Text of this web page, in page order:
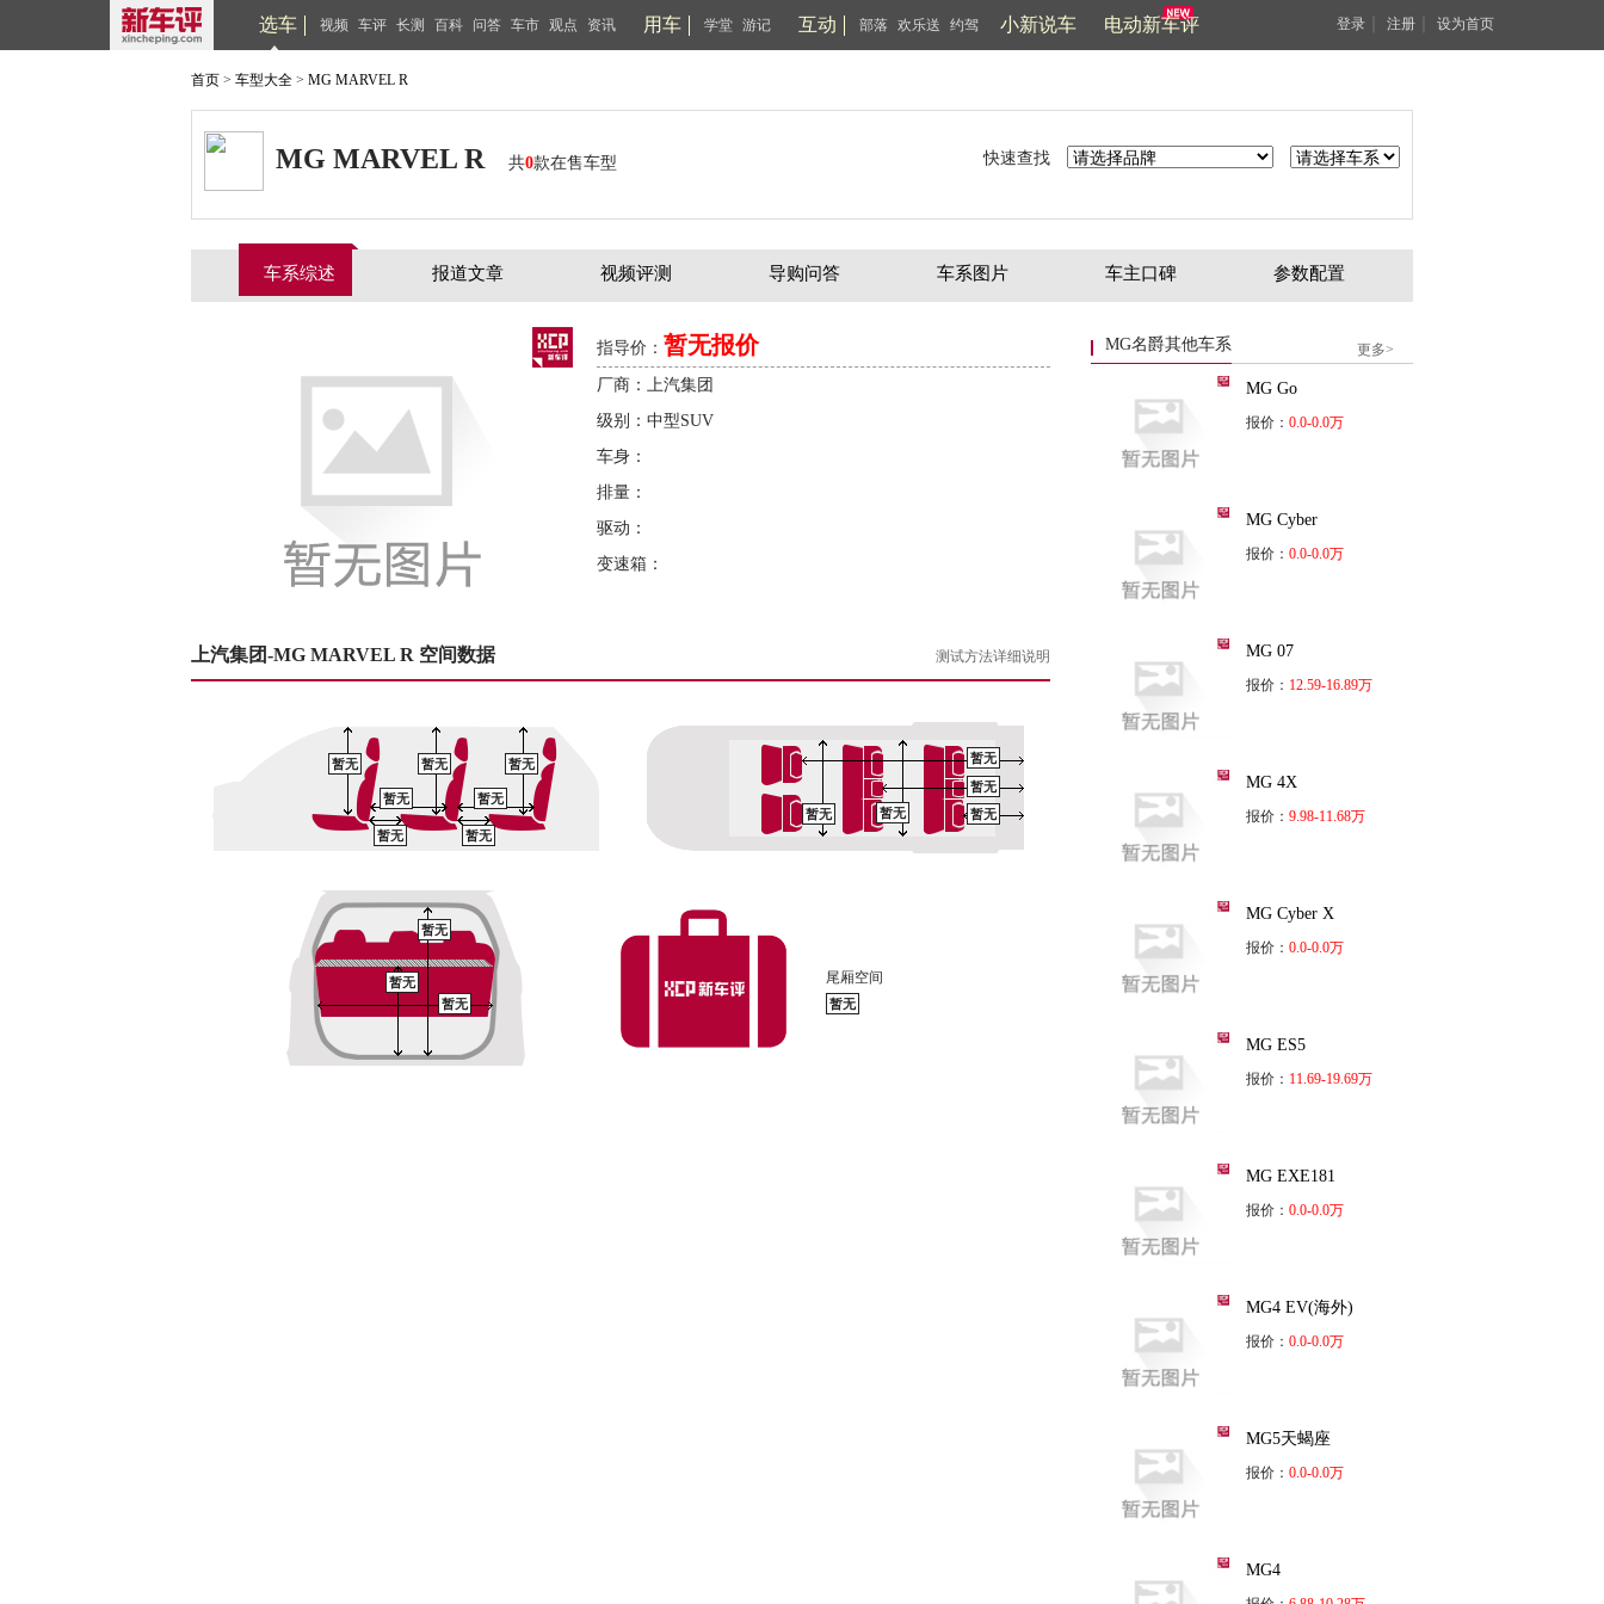
选车 视频 车评 长测 百科 问答 车市 观点 资讯 用车 学堂 游记 互动 部落 欢乐送 约驾 小新说车 电动新车评 登录 注册 设为首页
首页 > 车型大全 > MG MARVEL R
MG MARVEL R 共0款在售车型 快速查找
车系综述 报道文章 视频评测 导购问答 车系图片 车主口碑 参数配置
指导价： 暂无报价
厂商：上汽集团
级别：中型SUV
车身：
排量：
驱动：
变速箱：
测试方法详细说明
上汽集团-MG MARVEL R 空间数据
暂无 暂无 暂无
暂无
暂无 暂无
暂无
暂无
暂无
暂无
暂无
暂无
暂无
暂无
暂无
尾厢空间
暂无
MG名爵其他车系 更多>
MG Go
报价： 0.0-0.0万
MG Cyber
报价： 0.0-0.0万
MG 07
报价： 12.59-16.89万
MG 4X
报价： 9.98-11.68万
MG Cyber X
报价： 0.0-0.0万
MG ES5
报价： 11.69-19.69万
MG EXE181
报价： 0.0-0.0万
MG4 EV(海外)
报价： 0.0-0.0万
MG5天蝎座
报价： 0.0-0.0万
MG4